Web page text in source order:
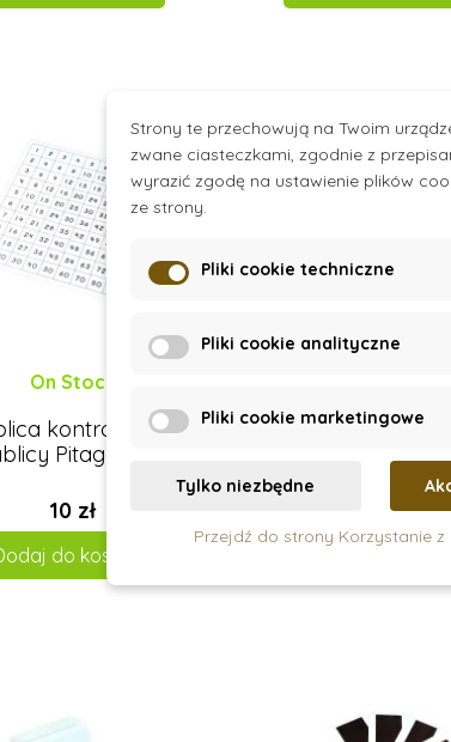
On Stock
kontrolna do
Pitagorasa
10 zł
do koszyka
Flagi Australii -
trójdzielne
132 zł
Strony te przechowują na Twoim
zwane ciasteczkami, zgodnie z
wyrazić zgodę na ustawienie plików
ze strony.
Pliki cookie techniczne
Pliki cookie analityczne
Pliki cookie marketingowe
Tylko niezbędne
Przejdź do strony Korzystanie